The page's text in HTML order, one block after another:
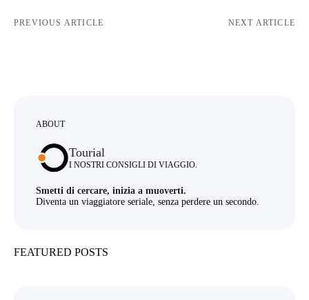
PREVIOUS ARTICLE NEXT ARTICLE
ABOUT
Tourial
I NOSTRI CONSIGLI DI VIAGGIO.
Smetti di cercare, inizia a muoverti.
Diventa un viaggiatore seriale, senza perdere un secondo.
FEATURED POSTS